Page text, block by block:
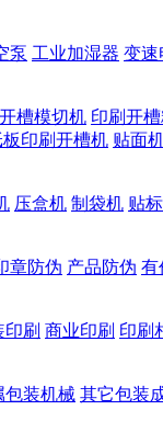
泵 工业加湿器 变速
槽模切机 印刷开
印刷开槽机 贴面
压盒机 制袋机 贴
章防伪 产品防伪 有
印刷 商业印刷 印刷
包装机械 其它包装